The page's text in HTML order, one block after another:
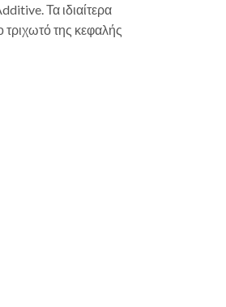
Τα ιδιαίτερα
τριχωτό της κεφαλής